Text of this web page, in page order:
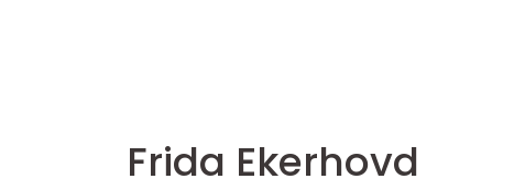
Frida Ekerhovd